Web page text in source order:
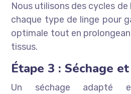
Nous utilisons des cycles
chaque type de linge pour
optimale tout en
tissus.
Étape 3 : Séchage
Un séchage adapté